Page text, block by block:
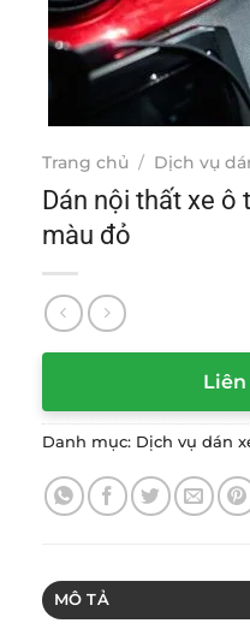
Trang chủ / Dịch vụ
Dán nội thất xe ô
màu đỏ
Liên
Danh mục: Dịch vụ dán
MÔ TẢ